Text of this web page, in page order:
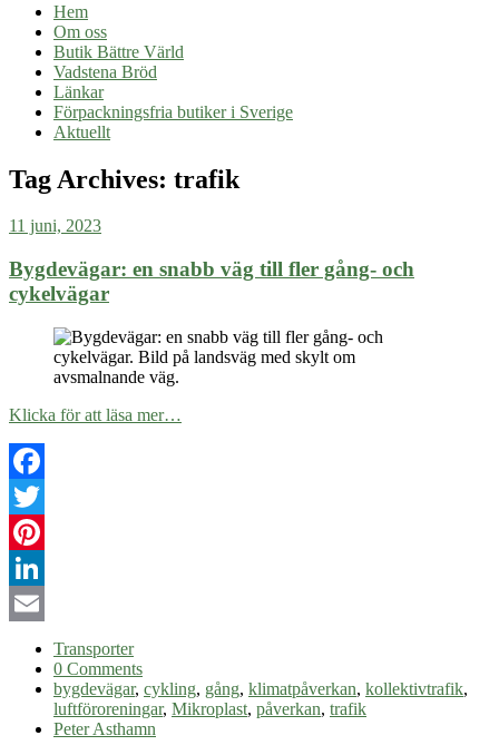
Hem
Om oss
Butik Bättre Värld
Vadstena Bröd
Länkar
Förpackningsfria butiker i Sverige
Aktuellt
Tag Archives: trafik
11 juni, 2023
Bygdevägar: en snabb väg till fler gång- och
cykelvägar
Klicka för att läsa mer…
Facebook
Twitter
Pinterest
LinkedIn
Transporter
0 Comments
bygdevägar, cykling, gång, klimatpåverkan, kollektivtrafik,
luftföroreningar, Mikroplast, påverkan, trafik
Peter Asthamn